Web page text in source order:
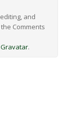
and
Comments
Gravatar.